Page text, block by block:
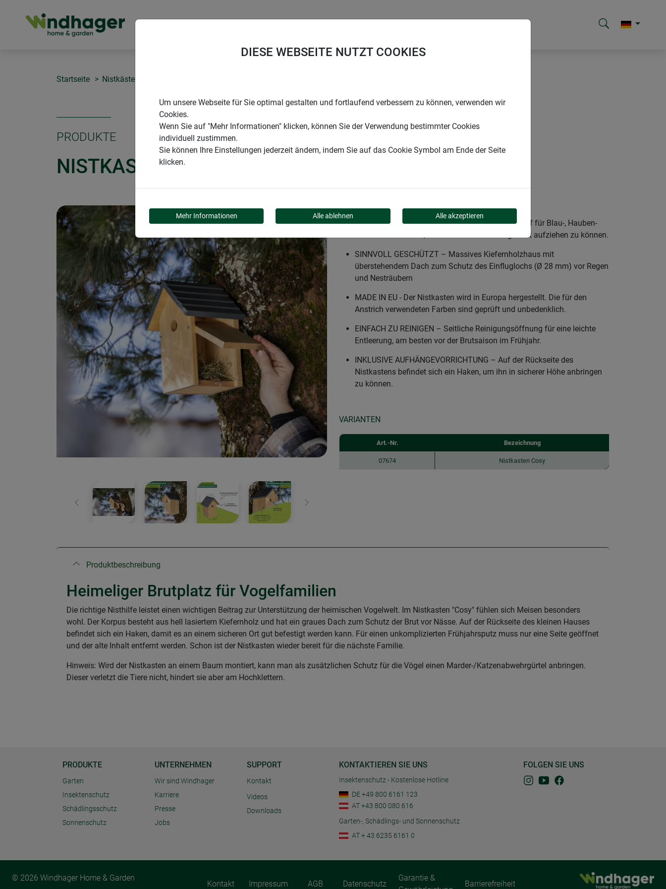
Startseite Nistkästen
PRODUKTE
NISTKASTEN COSY
Zurück Weiter
NISTKASTEN FÜR MEISEN – Sicherer Unterschlupf für Blau-, Hauben-
oder Tannenmeisen, um den Nachwuchs ungestört aufziehen zu können.
SINNVOLL GESCHÜTZT – Massives Kiefernholzhaus mit
überstehendem Dach zum Schutz des Einfluglochs (Ø 28 mm) vor Regen
und Nesträubern
MADE IN EU - Der Nistkasten wird in Europa hergestellt. Die für den
Anstrich verwendeten Farben sind geprüft und unbedenklich.
EINFACH ZU REINIGEN – Seitliche Reinigungsöffnung für eine leichte
Entleerung, am besten vor der Brutsaison im Frühjahr.
INKLUSIVE AUFHÄNGEVORRICHTUNG – Auf der Rückseite des
Nistkastens befindet sich ein Haken, um ihn in sicherer Höhe anbringen
zu können.
VARIANTEN
Art.-Nr. Bezeichnung
07674 Nistkasten Cosy
Produktbeschreibung
Heimeliger Brutplatz für Vogelfamilien
Die richtige Nisthilfe leistet einen wichtigen Beitrag zur Unterstützung der heimischen Vogelwelt. Im Nistkasten "Cosy" fühlen sich Meisen besonders
wohl. Der Korpus besteht aus hell lasiertem Kiefernholz und hat ein graues Dach zum Schutz der Brut vor Nässe. Auf der Rückseite des kleinen Hauses
befindet sich ein Haken, damit es an einem sicheren Ort gut befestigt werden kann. Für einen unkomplizierten Frühjahrsputz muss nur eine Seite geöffnet
und der alte Inhalt entfernt werden. Schon ist der Nistkasten wieder bereit für die nächste Familie.
Hinweis: Wird der Nistkasten an einem Baum montiert, kann man als zusätzlichen Schutz für die Vögel einen Marder-/Katzenabwehrgürtel anbringen.
Dieser verletzt die Tiere nicht, hindert sie aber am Hochklettern.
PRODUKTE
Garten
Insektenschutz
Schädlingsschutz
Sonnenschutz
UNTERNEHMEN
Wir sind Windhager
Karriere
Presse
Jobs
SUPPORT
Kontakt
Videos
Downloads
KONTAKTIEREN SIE UNS
Insektenschutz - Kostenlose Hotline
DE +49 800 6161 123
AT +43 800 080 616
Garten-, Schädlings- und Sonnenschutz
AT + 43 6235 6161 0
FOLGEN SIE UNS
© 2026 Windhager Home & Garden
Kontakt Impressum AGB Datenschutz
Garantie &
Barrierefreiheit
DIESE WEBSEITE NUTZT COOKIES
Um unsere Webseite für Sie optimal gestalten und fortlaufend verbessern zu können, verwenden wir
Cookies.
Wenn Sie auf "Mehr Informationen" klicken, können Sie der Verwendung bestimmter Cookies
individuell zustimmen.
Sie können Ihre Einstellungen jederzeit ändern, indem Sie auf das Cookie Symbol am Ende der Seite
klicken.
Mehr Informationen Alle ablehnen Alle akzeptieren